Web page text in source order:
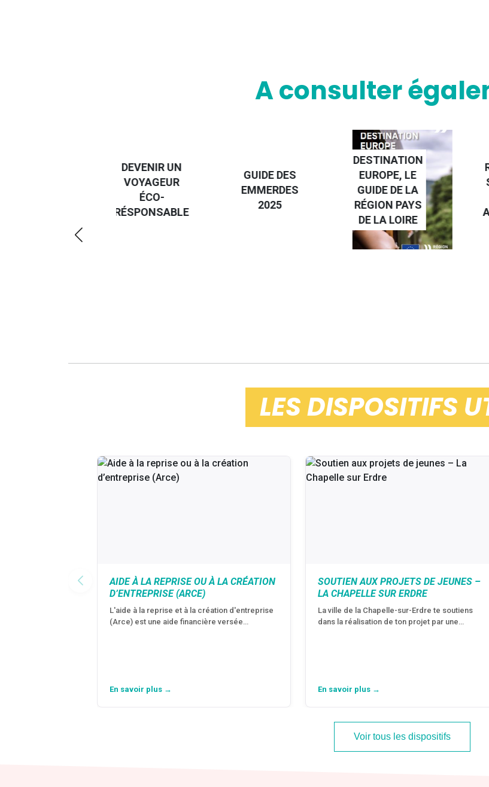
A consulter
DEVENIR UN
VOYAGEUR
ÉCO-
RÉSPONSABLE
GUIDE DES
EMMERDES
2025
DESTINATION
EUROPE, LE
GUIDE DE LA
RÉGION PAYS
DE LA LOIRE
LES DISPOSITIFS
AIDE À LA REPRISE OU À LA CRÉATION
D’ENTREPRISE (ARCE)
L'aide à la reprise et à la création d'entreprise
(Arce) est une aide financière versée…
En savoir plus →
SOUTIEN AUX PROJETS DE JEUNES –
LA CHAPELLE SUR ERDRE
La ville de la Chapelle-sur-Erdre te soutiens
dans la réalisation de ton projet par une…
En savoir plus →
Voir tous les dispositifs